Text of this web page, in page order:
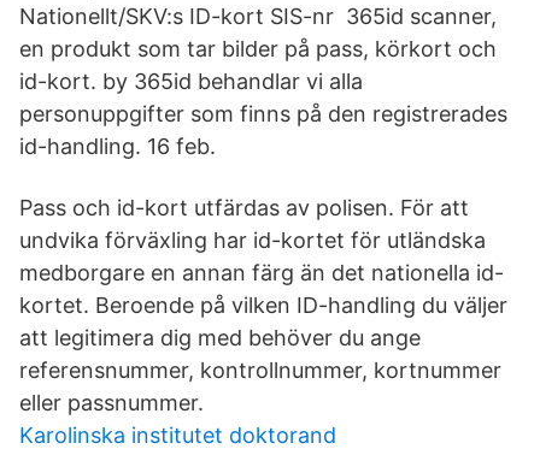
Nationellt/SKV:s ID-kort SIS-nr 365id scanner,
en produkt som tar bilder på pass, körkort och
id-kort. by 365id behandlar vi alla
personuppgifter som finns på den registrerades
id-handling. 16 feb.
Pass och id-kort utfärdas av polisen. För att
undvika förväxling har id-kortet för utländska
medborgare en annan färg än det nationella id-
kortet. Beroende på vilken ID-handling du väljer
att legitimera dig med behöver du ange
referensnummer, kontrollnummer, kortnummer
eller passnummer.
Karolinska institutet doktorand